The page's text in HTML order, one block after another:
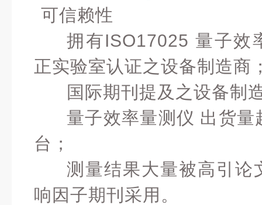
可信赖性
拥有ISO17025 量子效
正实验室认证之设备制造商
国际期刊提及之设备制
量子效率量测仪 出货量
台；
测量结果大量被高引论
响因子期刊采用。